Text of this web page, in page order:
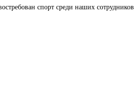
спорт среди наших